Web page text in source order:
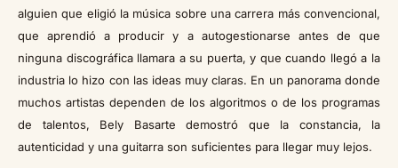
alguien que eligió la música sobre una carrera más convencional,
que aprendió a producir y a autogestionarse antes de que
ninguna discográfica llamara a su puerta, y que cuando llegó a la
industria lo hizo con las ideas muy claras. En un panorama donde
muchos artistas dependen de los algoritmos o de los programas
de talentos, Bely Basarte demostró que la constancia, la
autenticidad y una guitarra son suficientes para llegar muy lejos.